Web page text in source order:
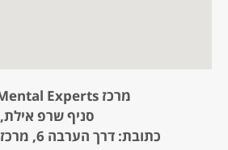
מרכז ME - Mental Experts,
סניף שרפ אילת,
כתובת: דרך הערבה 6, מרכז שלום אילת